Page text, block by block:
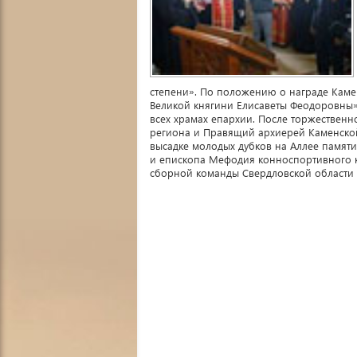
степени». По положению о награде
Великой княгини Елисаветы
всех храмах епархии. После
региона и Правящий архиерей
высадке молодых дубков на Аллее
и епископа Мефодия конноспортивного
сборной команды Свердловской